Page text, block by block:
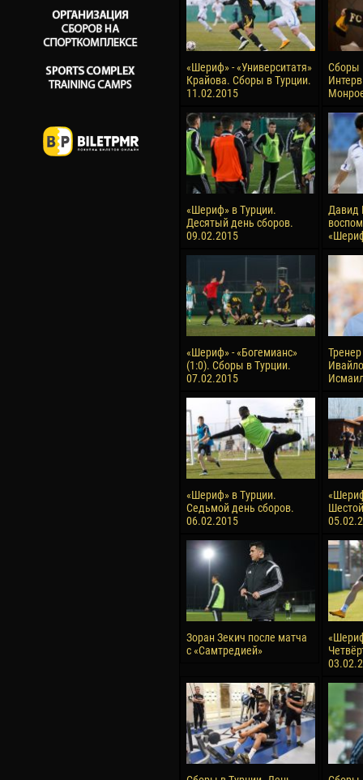
«Шериф» - «Университатя»
Крайова. Сборы в Турции.
11.02.2015
Сборы
«Шериф» в Турции.
Десятый день сборов.
09.02.2015
Давид
«Шериф» - «Богемианс»
(1:0). Сборы в Турции.
07.02.2015
«Шериф» в Турции.
Седьмой день сборов.
06.02.2015
Зоран Зекич после матча
с «Самтредией»